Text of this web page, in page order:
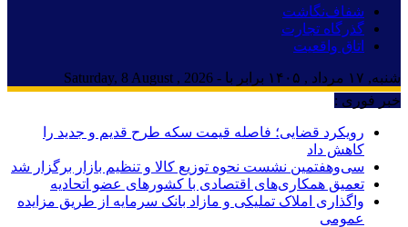
شفاف‌نگاشت
گذرگاه تجارت
اتاق واقعیت
شنبه, ۱۷ مرداد , ۱۴۰۵ برابر با - Saturday, 8 August , 2026
خبر فوری :
رویکرد قضایی؛ فاصله قیمت سکه طرح قدیم و جدید را
کاهش داد
سی‌و‌هفتمین نشست نحوه توزیع کالا و تنظیم بازار برگزار شد
تعمیق همکاری‌های اقتصادی با کشورهای عضو اتحادیه
واگذاری املاک تملیکی و مازاد بانک سرمایه از طریق مزایده
عمومی